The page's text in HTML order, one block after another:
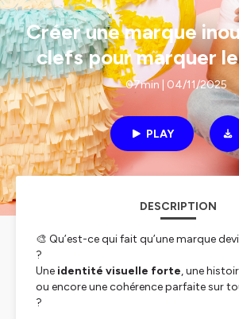
Créer une marque
clefs pour marquer
07min | 04/11/2025
PLAY
DESCRIPTION
🎨 Qu’est-ce qui fait qu’une marque
?
Une identité visuelle forte, une
ou encore une cohérence parfaite sur
?